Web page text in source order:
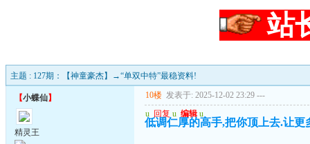
站
主题 : 127期：【神童豪杰】→“单双中特”最稳资料!
【小蝶仙】
精灵王
10楼 发表于: 2025-12-02 23:29 ---
u 回复 u 编辑 u
低调仁厚的高手,把你顶上去.让更